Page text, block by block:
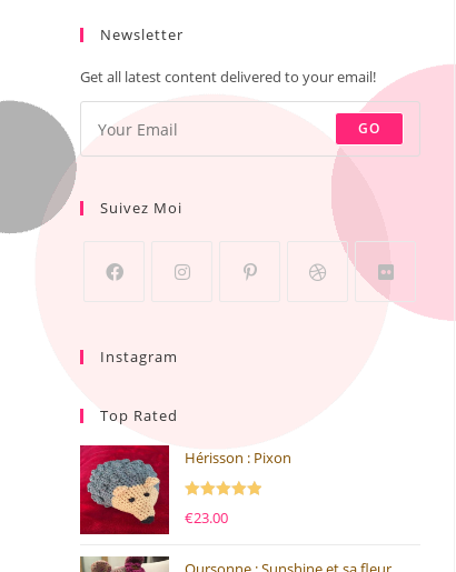
Newsletter
Get all latest content delivered to your email!
GO
Suivez Moi
Instagram
Top Rated
Hérisson : Pixon
€23.00